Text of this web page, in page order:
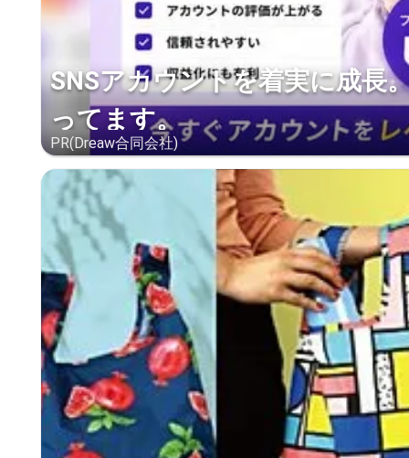
SNSアカウントを着実に成長
ってます。
PR(Dreaw合同会社)